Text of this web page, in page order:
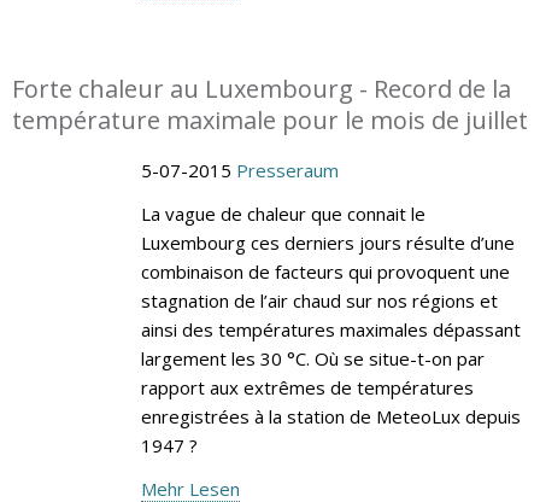
Forte chaleur au Luxembourg - Record de la
température maximale pour le mois de juillet
5-07-2015 Presseraum
La vague de chaleur que connait le
Luxembourg ces derniers jours résulte d’une
combinaison de facteurs qui provoquent une
stagnation de l’air chaud sur nos régions et
ainsi des températures maximales dépassant
largement les 30 °C. Où se situe-t-on par
rapport aux extrêmes de températures
enregistrées à la station de MeteoLux depuis
1947 ?
Mehr Lesen